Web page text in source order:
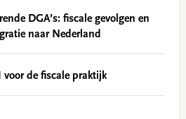
DGA’s: fiscale gevolgen en
naar Nederland
de fiscale praktijk